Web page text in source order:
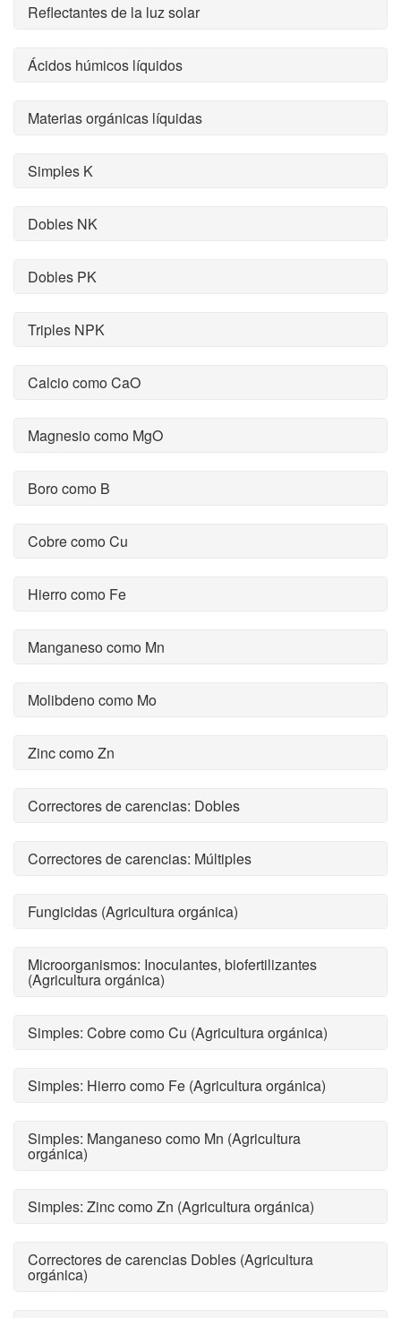
Reflectantes de la luz solar
Ácidos húmicos líquidos
Materias orgánicas líquidas
Simples K
Dobles NK
Dobles PK
Triples NPK
Calcio como CaO
Magnesio como MgO
Boro como B
Cobre como Cu
Hierro como Fe
Manganeso como Mn
Molibdeno como Mo
Zinc como Zn
Correctores de carencias: Dobles
Correctores de carencias: Múltiples
Fungicidas (Agricultura orgánica)
Microorganismos: Inoculantes, biofertilizantes
(Agricultura orgánica)
Simples: Cobre como Cu (Agricultura orgánica)
Simples: Hierro como Fe (Agricultura orgánica)
Simples: Manganeso como Mn (Agricultura
orgánica)
Simples: Zinc como Zn (Agricultura orgánica)
Correctores de carencias Dobles (Agricultura
orgánica)